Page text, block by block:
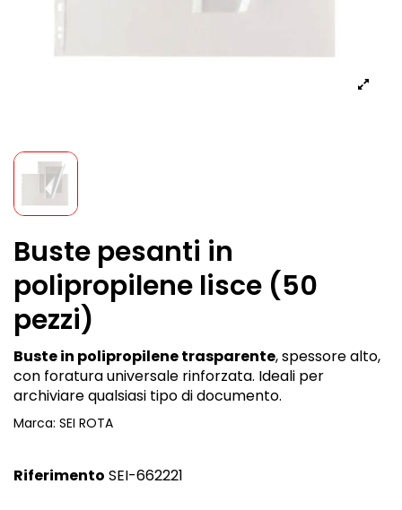
Buste pesanti in
polipropilene lisce (50
pezzi)
Buste in polipropilene trasparente, spessore alto,
con foratura universale rinforzata. Ideali per
archiviare qualsiasi tipo di documento.
Marca: SEI ROTA
Riferimento SEI-662221